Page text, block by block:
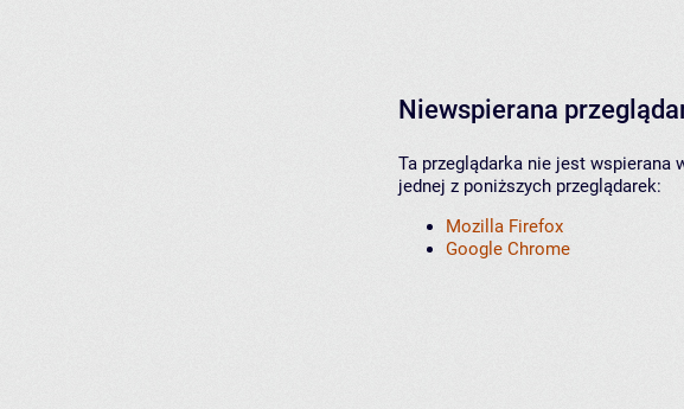
Niewspierana
Ta przeglądarka nie jest wspierana
jednej z poniższych przeglądarek:
Mozilla Firefox
Google Chrome